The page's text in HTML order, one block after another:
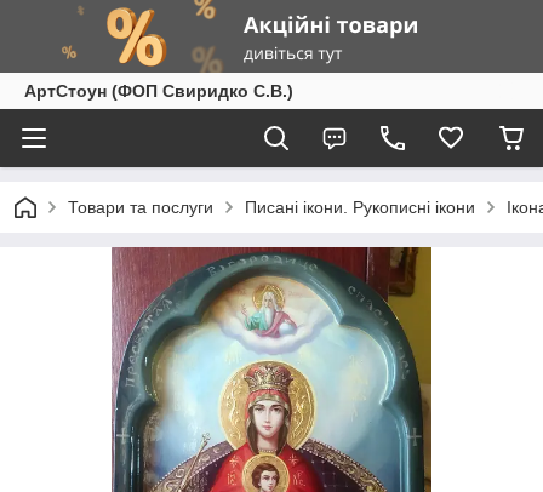
АртСтоун (ФОП Свиридко С.В.)
Товари та послуги Писані ікони. Рукописні ікони